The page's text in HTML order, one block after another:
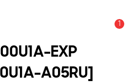
1
EXP
A05RU]